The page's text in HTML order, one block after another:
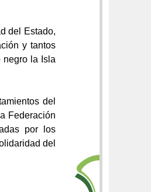
del Estado,
y tantos
negro la Isla
del
Federación
por los
del